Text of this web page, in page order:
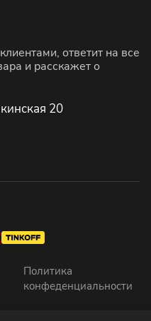
ответит на все
и расскажет о
20
Политика
конфеденциальности